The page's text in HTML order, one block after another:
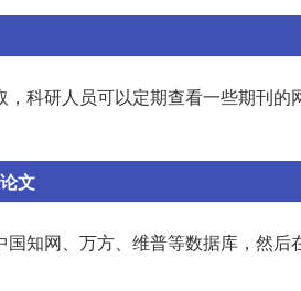
科研人员可以定期查看一些期刊
文
知网、万方、维普等数据库，然